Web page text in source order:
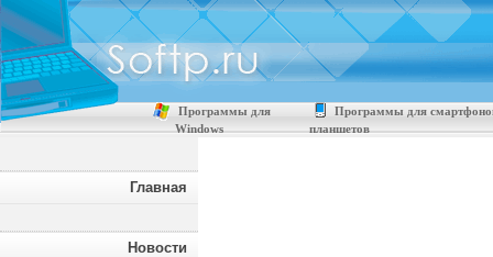
Программы для
Windows
Программы для
планшетов
Главная
Новости